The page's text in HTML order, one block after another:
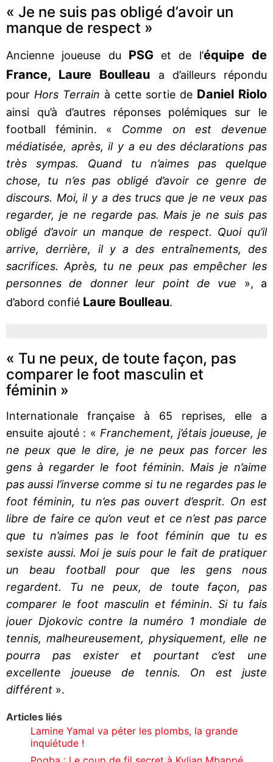
« Je ne suis pas obligé d’avoir un
manque de respect »
Ancienne joueuse du PSGet de l’équipe de
France, Laure Boulleau
a d’ailleurs répondu
pour Hors Terrain à cette sortie de Daniel Riolo
ainsi qu’à d’autres réponses polémiques sur le
football féminin. « Comme on est devenue
médiatisée, après, il y a eu des déclarations pas
très sympas. Quand tu n’aimes pas quelque
chose, tu n’es pas obligé d’avoir ce genre de
discours. Moi, il y a des trucs que je ne veux pas
regarder, je ne regarde pas. Mais je ne suis pas
obligé d’avoir un manque de respect. Quoi qu’il
arrive, derrière, il y a des entraînements, des
sacrifices. Après, tu ne peux pas empêcher les
personnes de donner leur point de vue », a
d’abord confié Laure Boulleau.
« Tu ne peux, de toute façon, pas
comparer le foot masculin et
féminin »
Internationale française à 65 reprises, elle a
ensuite ajouté : « Franchement, j’étais joueuse, je
ne peux que le dire, je ne peux pas forcer les
gens à regarder le foot féminin. Mais je n’aime
pas aussi l’inverse comme si tu ne regardes pas le
foot féminin, tu n’es pas ouvert d’esprit. On est
libre de faire ce qu’on veut et ce n’est pas parce
que tu n’aimes pas le foot féminin que tu es
sexiste aussi. Moi je suis pour le fait de pratiquer
un beau football pour que les gens nous
regardent. Tu ne peux, de toute façon, pas
comparer le foot masculin et féminin. Si tu fais
jouer Djokovic contre la numéro 1 mondiale de
tennis, malheureusement, physiquement, elle ne
pourra pas exister et pourtant c’est une
excellente joueuse de tennis. On est juste
différent ».
Articles liés
Lamine Yamal va péter les plombs, la grande
inquiétude !